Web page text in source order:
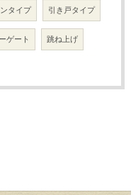
タイプ 引き戸タイプ
ゲート 跳ね上げ